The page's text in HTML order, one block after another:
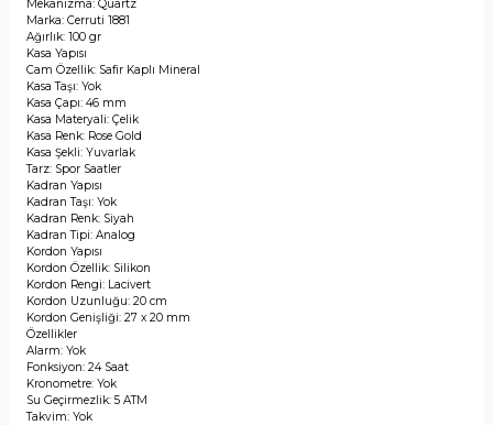
Mekanizma: Quartz
Marka: Cerruti 1881
Ağırlık: 100 gr
Kasa Yapısı
Cam Özellik: Safir Kaplı Mineral
Kasa Taşı: Yok
Kasa Çapı: 46 mm
Kasa Materyali: Çelik
Kasa Renk: Rose Gold
Kasa Şekli: Yuvarlak
Tarz: Spor Saatler
Kadran Yapısı
Kadran Taşı: Yok
Kadran Renk: Siyah
Kadran Tipi: Analog
Kordon Yapısı
Kordon Özellik: Silikon
Kordon Rengi: Lacivert
Kordon Uzunluğu: 20 cm
Kordon Genişliği: 27 x 20 mm
Özellikler
Alarm: Yok
Fonksiyon: 24 Saat
Kronometre: Yok
Su Geçirmezlik: 5 ATM
Takvim: Yok